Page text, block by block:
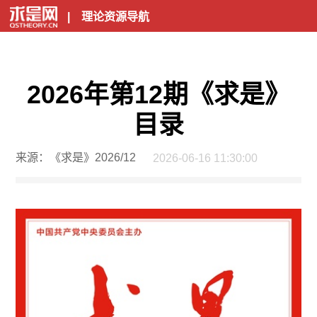
| 理论资源导航
2026年第12期《求是》
目录
来源：《求是》2026/12 2026-06-16 11:30:00